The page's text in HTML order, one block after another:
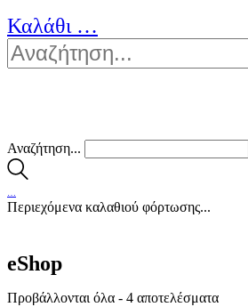
Καλάθι …
Αναζήτηση...
Περιεχόμενα καλαθιού φόρτωσης...
eShop
Προβάλλονται όλα - 4 αποτελέσματαSorted